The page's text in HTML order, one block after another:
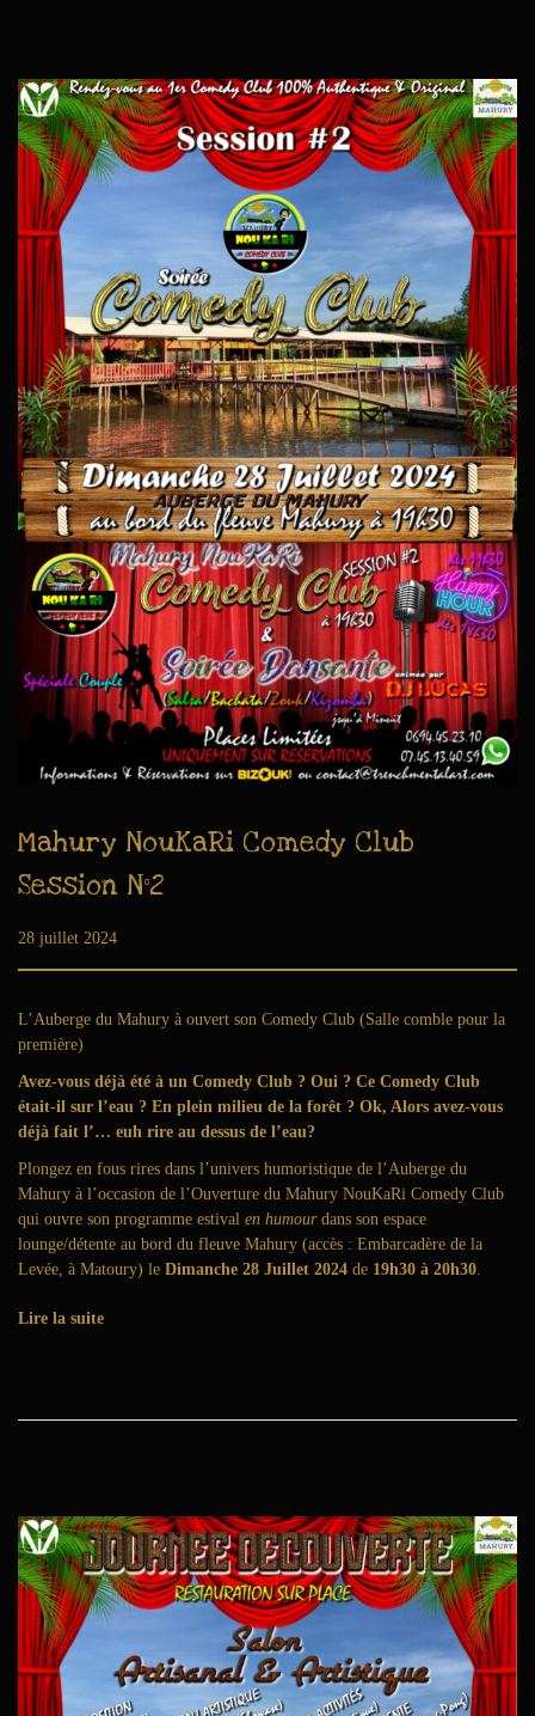
Mahury NouKaRi Comedy Club
Session N°2
Publié le
28 juillet 2024
û
0
2
6
L’Auberge du Mahury à ouvert son Comedy Club (Salle comble pour la
première)
Avez-vous déjà été à un Comedy Club ? Oui ? Ce Comedy Club
était-il sur l’eau ? En plein milieu de la forêt ? Ok, Alors avez-vous
déjà fait l’… euh rire au dessus de l’eau?
Plongez en fous rires dans l’univers humoristique de l’Auberge du
Mahury à l’occasion de l’Ouverture du Mahury NouKaRi Comedy Club
qui ouvre son programme estival en humour dans son espace
lounge/détente au bord du fleuve Mahury (accès : Embarcadère de la
Levée, à Matoury) le Dimanche 28 Juillet 2024 de 19h30 à 20h30.
Lire la suite